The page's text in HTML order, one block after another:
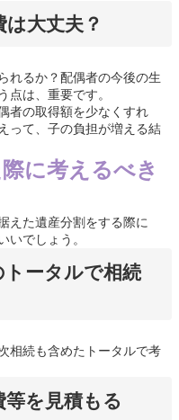
大丈夫？
れるか？配偶者の今後の生
点は、重要です。
者の取得額を少なくすれ
って、子の負担が増える結
に考えるべき
えた遺産分割をする際に
いでしょう。
ータルで相続
相続も含めたトータルで考
を見積もる